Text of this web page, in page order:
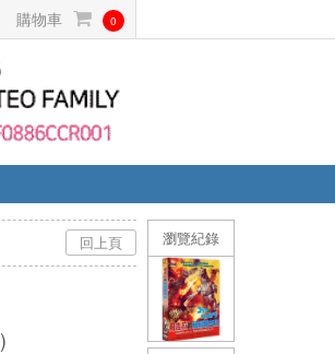
購物車 0
瀏覽紀錄
回上頁
)